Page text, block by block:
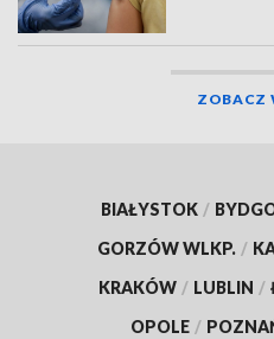
ZOBACZ
BIAŁYSTOK /
GORZÓW WLKP. /
KRAKÓW / LUBLIN /
OPOLE /